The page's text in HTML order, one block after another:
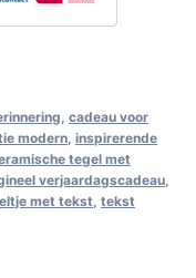
cadeau voor
modern inspirerende
tegel met
verjaardagscadeau
met tekst tekst